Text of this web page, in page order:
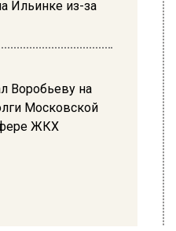
Ильинке из-за
Воробьеву на
Московской
ЖКХ